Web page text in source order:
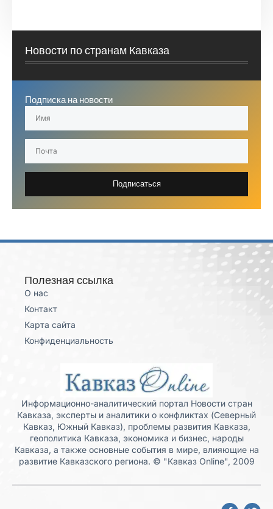
Новости по странам Кавказа
Подписка на новости
Подписаться
Полезная ссылка
О нас
Контакт
Карта сайта
Конфиденциальность
Информационно-аналитический портал Новости стран
Кавказа, эксперты и аналитики о конфликтах (Северный
Кавказ, Южный Кавказ), проблемы развития Кавказа,
геополитика Кавказа, экономика и бизнес, народы
Кавказа, а также основные события в мире, влияющие на
развитие Кавказского региона. © "Кавказ Online", 2009